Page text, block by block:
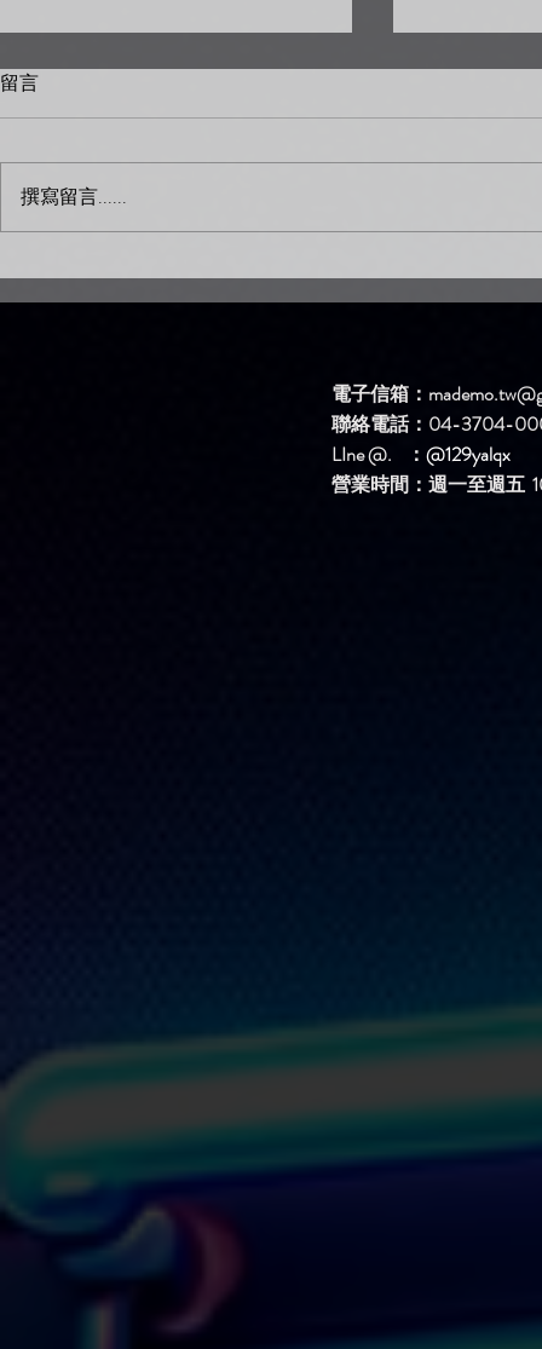
新歌DEMO區上架新歌啦！
【簡單問題】
新歌DEMO
【生氣】
留言
撰寫留言......
電子信箱：
聯絡電話：04-3704-
LIne @. ： @129yalqx
營業時間：週一至週五